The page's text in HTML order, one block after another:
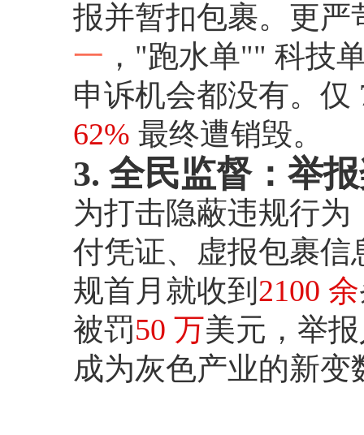
报并暂扣包裹。更严
一 ，"跑水单"" 科技
申诉机会都没有。仅
62% 最终遭销毁。
3. 全民监督：举
为打击隐蔽违规行为
付凭证、虚报包裹信
规首月就收到 2100 余
被罚50 万美元，举
成为灰色产业的新变